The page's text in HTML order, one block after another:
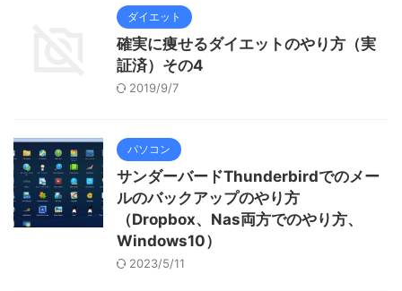
ダイエット
確実に痩せるダイエットのやり方（実
証済）その4
2019/9/7
パソコン
サンダーバードThunderbirdでのメー
ルのバックアップのやり方
（Dropbox、Nas両方でのやり方、
Windows10）
2023/5/11